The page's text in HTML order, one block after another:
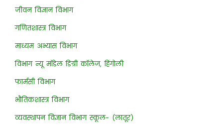
जीवन विज्ञान विभाग
गणितशास्त्र विभाग
माध्यम अभ्यास विभाग
विभाग न्यू मॉडेल डिग्री कॉलेज, हिंगोली
फार्मसी विभाग
भौतिकशास्त्र विभाग
व्यवस्थापन विज्ञान विभाग स्कूल- (लातूर)